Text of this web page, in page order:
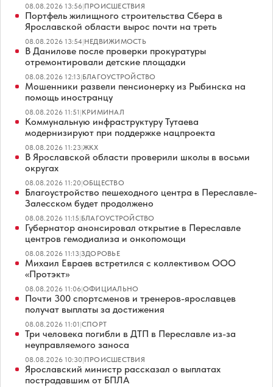
08.08.2026 13:56|ПРОИСШЕСТВИЯ
Портфель жилищного строительства Сбера в
Ярославской области вырос почти на треть
08.08.2026 13:54|НЕДВИЖИМОСТЬ
В Данилове после проверки прокуратуры
отремонтировали детские площадки
08.08.2026 12:13|БЛАГОУСТРОЙСТВО
Мошенники развели пенсионерку из Рыбинска на
помощь иностранцу
08.08.2026 11:51|КРИМИНАЛ
Коммунальную инфраструктуру Тутаева
модернизируют при поддержке нацпроекта
08.08.2026 11:23|ЖКХ
В Ярославской области проверили школы в восьми
округах
08.08.2026 11:20|ОБЩЕСТВО
Благоустройство пешеходного центра в Переславле-
Залесском будет продолжено
08.08.2026 11:15|БЛАГОУСТРОЙСТВО
Губернатор анонсировал открытие в Переславле
центров гемодиализа и онкопомощи
08.08.2026 11:13|ЗДОРОВЬЕ
Михаил Евраев встретился с коллективом ООО
«Протэкт»
08.08.2026 11:06|ОФИЦИАЛЬНО
Почти 300 спортсменов и тренеров-ярославцев
получат выплаты за достижения
08.08.2026 11:01|СПОРТ
Три человека погибли в ДТП в Переславле из-за
неуправляемого заноса
08.08.2026 10:30|ПРОИСШЕСТВИЯ
Ярославский министр рассказал о выплатах
пострадавшим от БПЛА